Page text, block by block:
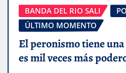
BANDA DEL RIO SALI
ÚLTIMO MOMENTO
El peronismo tiene
es mil veces más